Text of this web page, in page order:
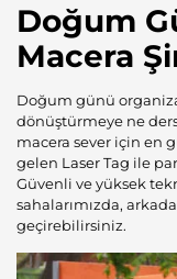
Doğum
Macera
Doğum günü
dönüştürmeye ne
macera sever için en
gelen Laser Tag ile
Güvenli ve yüksek
sahalarımızda,
geçirebilirsiniz.